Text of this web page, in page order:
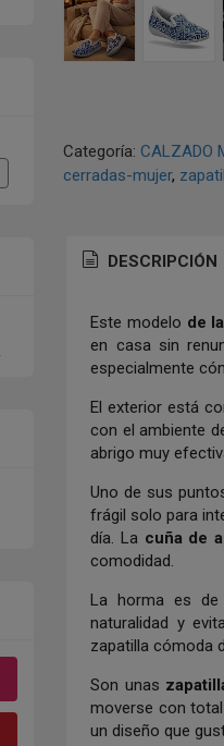
Categoría: CALZADO
cerradas-mujer
DESCRIPCIÓN
Este modelo de
en casa sin
especialmente
El exterior está
con el ambiente
abrigo muy
Uno de sus
frágil solo para
día. La cuña de
comodidad.
La horma es de
naturalidad y
zapatilla cómoda
Son unas
moverse con
un diseño que